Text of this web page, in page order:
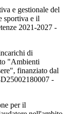
e gestionale del
sportiva e il
2021-2027 -
di
"Ambienti
finanziato dal
-
per il